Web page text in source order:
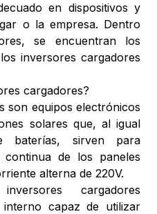
en dispositivos y
o la empresa. Dentro
se encuentran los
inversores cargadores
cargadores?
son equipos electrónicos
solares que, al igual
baterías, sirven para
de los paneles
alterna de 220V.
cargadores
capaz de utilizar